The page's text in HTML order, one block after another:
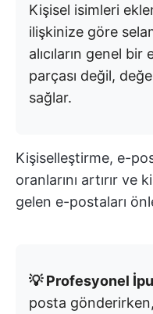
Kişisel isimleri
ilişkinize göre
alıcıların genel bir
parçası değil,
sağlar.
Kişiselleştirme, e-
oranlarını artırır ve
gelen e-postaları
💡 Profesyonel
posta gönderirken,